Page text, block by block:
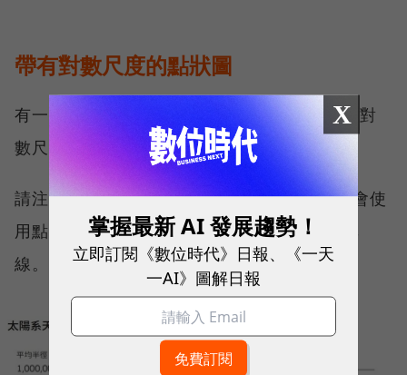
帶有對數尺度的點狀圖
有一種做法可以處理資料集的極值，就是利用對
數尺度（Log Scale）製圖。
請注意，對數尺度不能從0開始。因此，我們會使
用點描繪數據，而不是傳統的長條圖和零基準
線。
X
掌握最新 AI 發展趨勢！
立即訂閱《數位時代》日報、《一天
一AI》圖解日報